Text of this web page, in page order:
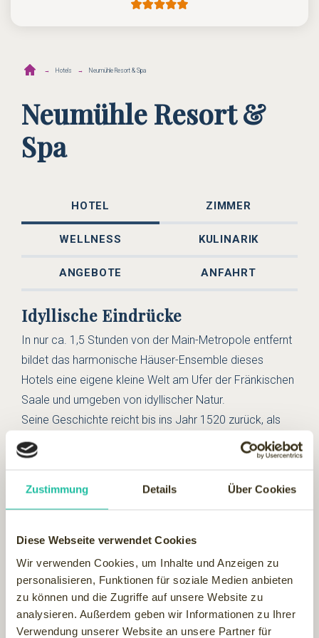
Zustimmung Details Über Cookies
Diese Webseite verwendet Cookies
Wir verwenden Cookies, um Inhalte und Anzeigen zu
personalisieren, Funktionen für soziale Medien anbieten
zu können und die Zugriffe auf unsere Website zu
analysieren. Außerdem geben wir Informationen zu Ihrer
Verwendung unserer Website an unsere Partner für
Hotels Neumühle Resort & Spa
Neumühle Resort &
Spa
HOTEL ZIMMER
WELLNESS KULINARIK
ANGEBOTE ANFAHRT
Idyllische Eindrücke
In nur ca. 1,5 Stunden von der Main-Metropole entfernt
bildet das harmonische Häuser-Ensemble dieses
Hotels eine eigene kleine Welt am Ufer der Fränkischen
Saale und umgeben von idyllischer Natur.
Seine Geschichte reicht bis ins Jahr 1520 zurück, als
Ritter und Edelleute dort residierten. 1684 wurde es
erstmals als "Neumühle" erwähnt und bis Mitte des
vorigen Jahrhunderts auch genutzt. Unterdessen hat
man dieses Kleinod als solches erkannt, und es nach
dem Ziel vieles Alte zu erhalten, Brunnen und Mühlrad zu
erneuern, Wehr und Mühlschuss wieder herzustellen und
den Komplex harmonisch in Einklang mit der Fluss-
Landschaft zu bringen.